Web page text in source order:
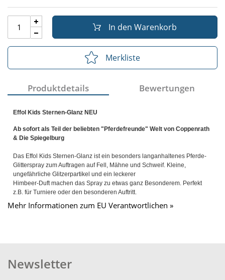
In den Warenkorb
Merkliste
Produktdetails Bewertungen
Effol Kids Sternen-Glanz NEU
Ab sofort als Teil der beliebten "Pferdefreunde" Welt von Coppenrath
& Die Spiegelburg
Das Effol Kids Sternen-Glanz ist ein besonders langanhaltenes Pferde-
Glitterspray zum Auftragen auf Fell, Mähne und Schweif. Kleine,
ungefährliche Glitzerpartikel und ein leckerer
Himbeer-Duft machen das Spray zu etwas ganz Besonderem. Perfekt
z.B. für Turniere oder den besonderen Auftritt.
Mehr Informationen zum EU Verantwortlichen »
Newsletter